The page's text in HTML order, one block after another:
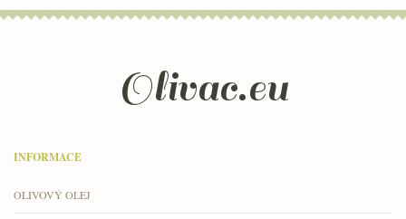
Olivac.eu
INFORMACE
OLIVOVÝ OLEJ